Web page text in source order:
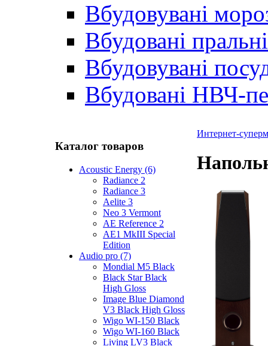
Вбудовувані
Вбудовані
Вбудовувані
Вбудовані НВЧ-
Каталог товаров
Acoustic Energy (6)
Radiance 2
Radiance 3
Aelite 3
Neo 3 Vermont
AE Reference 2
AE1 MkIII Special
Edition
Audio pro (7)
Mondial M5 Black
Black Star Black
High Gloss
Image Blue Diamond
V3 Black High Gloss
Wigo WI-150 Black
Wigo WI-160 Black
Living LV3 Black
Интернет-